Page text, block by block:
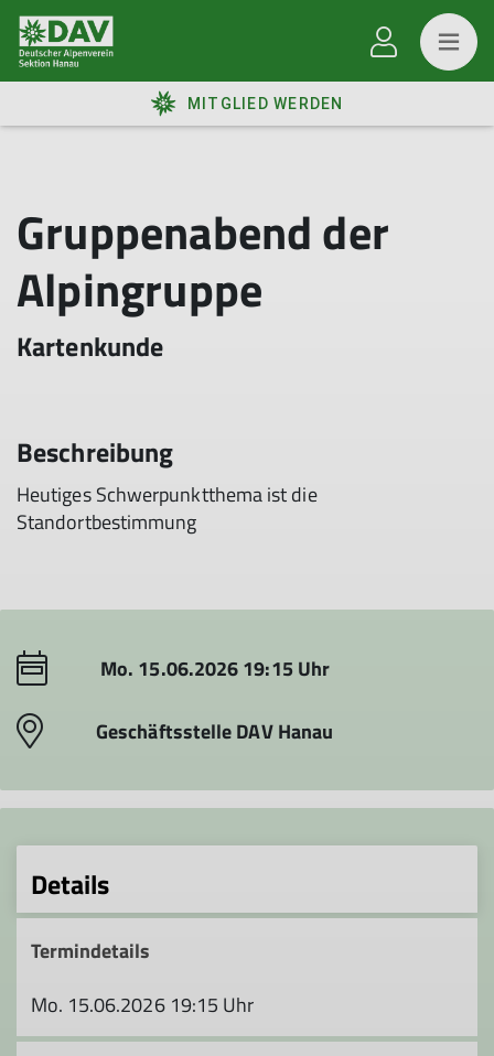
MITGLIED WERDEN
Gruppenabend der
Alpingruppe
Kartenkunde
Beschreibung
Heutiges Schwerpunktthema ist die
Standortbestimmung
Mo. 15.06.2026 19:15 Uhr
Geschäftsstelle DAV Hanau
Details
Termindetails
Mo. 15.06.2026 19:15 Uhr